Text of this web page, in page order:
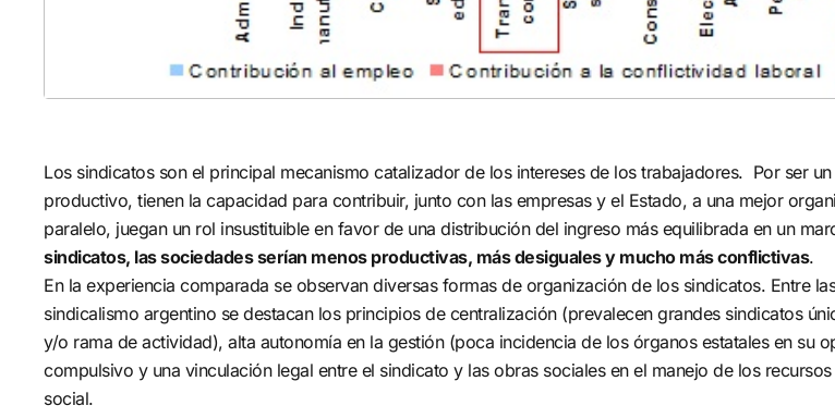
Los sindicatos son el principal mecanismo catalizador de los intereses de los trabajadores. Por ser
productivo, tienen la capacidad para contribuir, junto con las empresas y el Estado, a una mejor
paralelo, juegan un rol insustituible en favor de una distribución del ingreso más equilibrada en un
sindicatos, las sociedades serían menos productivas, más desiguales y mucho más conflictivas.
En la experiencia comparada se observan diversas formas de organización de los sindicatos. Entre
sindicalismo argentino se destacan los principios de centralización (prevalecen grandes sindicatos
y/o rama de actividad), alta autonomía en la gestión (poca incidencia de los órganos estatales en su
compulsivo y una vinculación legal entre el sindicato y las obras sociales en el manejo de los
social.